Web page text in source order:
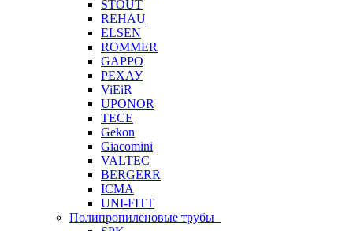
STOUT
REHAU
ELSEN
ROMMER
GAPPO
РЕХАУ
ViEiR
UPONOR
TECE
Gekon
Giacomini
VALTEC
BERGERR
ICMA
UNI-FITT
Полипропиленовые трубы